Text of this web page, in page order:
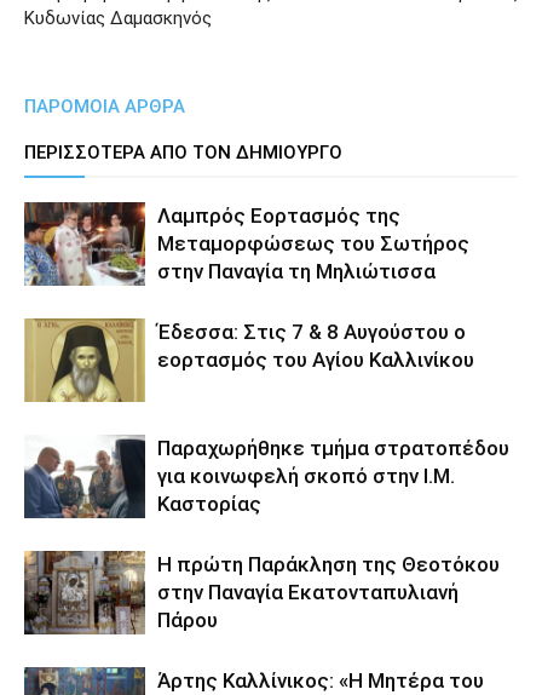
Κυδωνίας Δαμασκηνός
ΠΑΡΟΜΟΙΑ ΑΡΘΡΑ
ΠΕΡΙΣΣΟΤΕΡΑ ΑΠΟ ΤΟΝ ΔΗΜΙΟΥΡΓΟ
Λαμπρός Εορτασμός της
Μεταμορφώσεως του Σωτήρος
στην Παναγία τη Μηλιώτισσα
Έδεσσα: Στις 7 & 8 Αυγούστου ο
εορτασμός του Αγίου Καλλινίκου
Παραχωρήθηκε τμήμα στρατοπέδου
για κοινωφελή σκοπό στην Ι.Μ.
Καστορίας
Η πρώτη Παράκληση της Θεοτόκου
στην Παναγία Εκατονταπυλιανή
Πάρου
Άρτης Καλλίνικος: «Η Μητέρα του